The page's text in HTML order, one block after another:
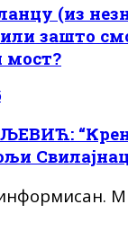
(из
или зашто
мост?